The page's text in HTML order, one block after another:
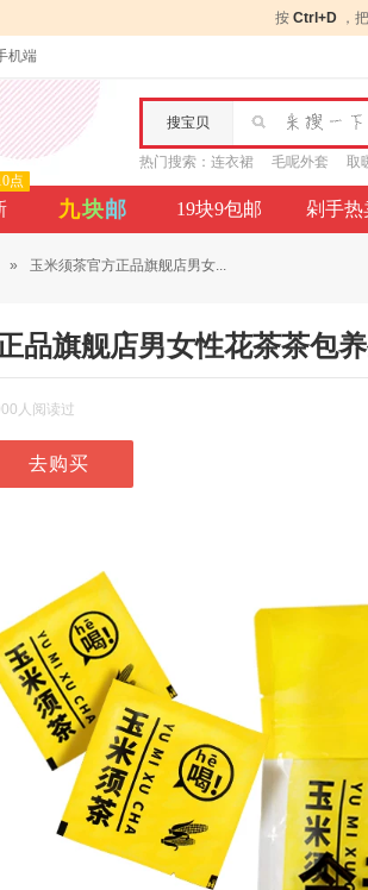
按 Ctrl+D ，
机端
搜宝贝
热门搜索： 连衣裙 毛呢外套 取
点
九块邮 19块9包邮 剁手热
» 玉米须茶官方正品旗舰店男女...
品旗舰店男女性花茶茶包
人阅读过
去购买